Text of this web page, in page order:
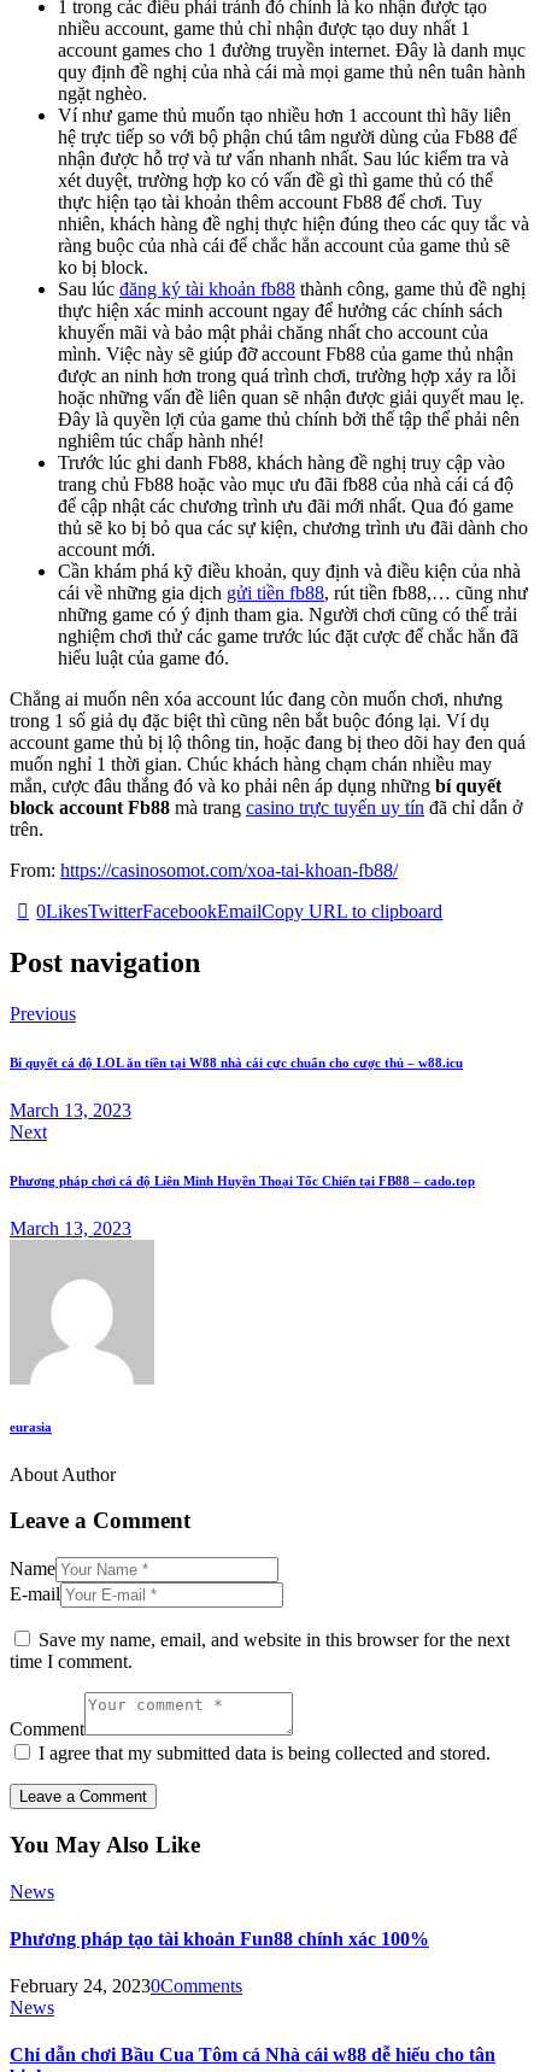
1 trong các điều phải tránh đó chính là ko nhận được tạo
nhiều account, game thủ chỉ nhận được tạo duy nhất 1
account games cho 1 đường truyền internet. Đây là danh mục
quy định đề nghị của nhà cái mà mọi game thủ nên tuân hành
ngặt nghèo.
Ví như game thủ muốn tạo nhiều hơn 1 account thì hãy liên
hệ trực tiếp so với bộ phận chú tâm người dùng của Fb88 để
nhận được hỗ trợ và tư vấn nhanh nhất. Sau lúc kiểm tra và
xét duyệt, trường hợp ko có vấn đề gì thì game thủ có thể
thực hiện tạo tài khoản thêm account Fb88 để chơi. Tuy
nhiên, khách hàng đề nghị thực hiện đúng theo các quy tắc và
ràng buộc của nhà cái để chắc hẳn account của game thủ sẽ
ko bị block.
Sau lúc đăng ký tài khoản fb88 thành công, game thủ đề nghị
thực hiện xác minh account ngay để hưởng các chính sách
khuyến mãi và bảo mật phải chăng nhất cho account của
mình. Việc này sẽ giúp đỡ account Fb88 của game thủ nhận
được an ninh hơn trong quá trình chơi, trường hợp xảy ra lỗi
hoặc những vấn đề liên quan sẽ nhận được giải quyết mau lẹ.
Đây là quyền lợi của game thủ chính bởi thế tập thể phải nên
nghiêm túc chấp hành nhé!
Trước lúc ghi danh Fb88, khách hàng đề nghị truy cập vào
trang chủ Fb88 hoặc vào mục ưu đãi fb88 của nhà cái cá độ
để cập nhật các chương trình ưu đãi mới nhất. Qua đó game
thủ sẽ ko bị bỏ qua các sự kiện, chương trình ưu đãi dành cho
account mới.
Cần khám phá kỹ điều khoản, quy định và điều kiện của nhà
cái về những gia dịch gửi tiền fb88, rút tiền fb88,… cũng như
những game có ý định tham gia. Người chơi cũng có thể trải
nghiệm chơi thử các game trước lúc đặt cược để chắc hẳn đã
hiểu luật của game đó.
Chẳng ai muốn nên xóa account lúc đang còn muốn chơi, nhưng
trong 1 số giả dụ đặc biệt thì cũng nên bắt buộc đóng lại. Ví dụ
account game thủ bị lộ thông tin, hoặc đang bị theo dõi hay đen quá
muốn nghỉ 1 thời gian. Chúc khách hàng chạm chán nhiều may
mắn, cược đâu thắng đó và ko phải nên áp dụng những bí quyết
block account Fb88 mà trang casino trực tuyến uy tín đã chỉ dẫn ở
trên.
From: https://casinosomot.com/xoa-tai-khoan-fb88/
0LikesTwitterFacebookEmailCopy URL to clipboard
Post navigation
Previous
Bí quyết cá độ LOL ăn tiền tại W88 nhà cái cực chuẩn cho cược thủ – w88.icu
March 13, 2023
Next
Phương pháp chơi cá độ Liên Minh Huyền Thoại Tốc Chiến tại FB88 – cado.top
March 13, 2023
eurasia
About Author
Leave a Comment
Name
E-mail
Save my name, email, and website in this browser for the next
time I comment.
Comment
I agree that my submitted data is being collected and stored.
You May Also Like
News
Phương pháp tạo tài khoản Fun88 chính xác 100%
February 24, 20230Comments
News
Chỉ dẫn chơi Bầu Cua Tôm cá Nhà cái w88 dễ hiểu cho tân